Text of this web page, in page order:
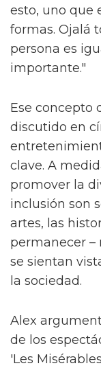
esto, uno que
formas. Ojalá
persona es
importante."
Ese concepto
discutido en
clave. A
promover la
inclusión son
artes, las
permanecer –
se sientan
la sociedad.
Alex
de los
'Les